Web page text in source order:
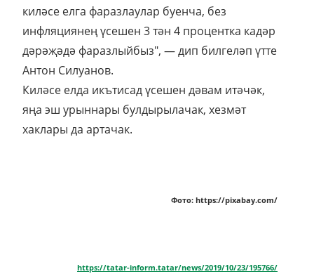
киләсе елга фаразлаулар буенча, без
инфляциянең үсешен 3 тән 4 процентка кадәр
дәрәҗәдә фаразлыйбыз", — дип билгеләп үтте
Антон Силуанов.
Киләсе елда икътисад үсешен дәвам итәчәк,
яңа эш урыннары булдырылачак, хезмәт
хаклары да артачак.
Фото: https://pixabay.com/
https://tatar-inform.tatar/news/2019/10/23/195766/